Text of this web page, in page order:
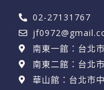
02-27131767
南東一館：台北
南東二館：台北
華山館：台北市